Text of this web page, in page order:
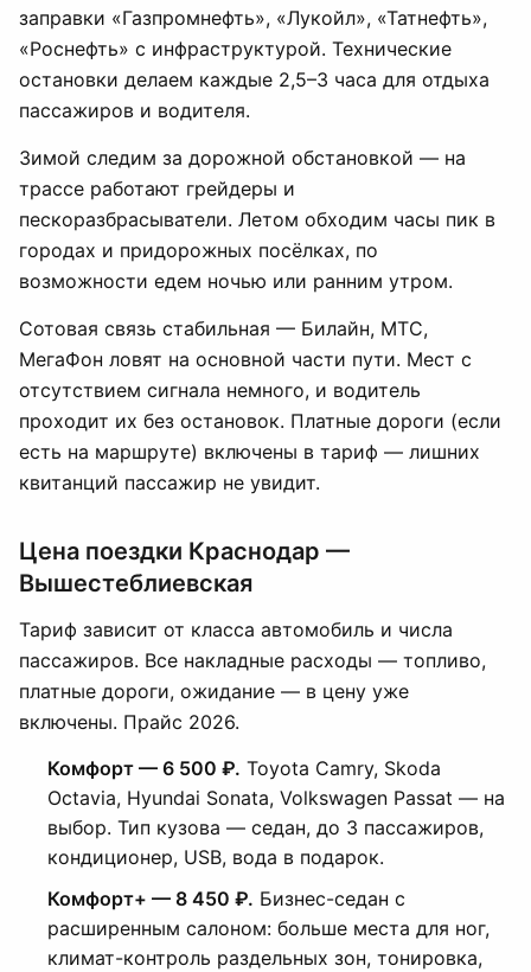
заправки «Газпромнефть», «Лукойл», «Татнефть»,
«Роснефть» с инфраструктурой. Технические
остановки делаем каждые 2,5–3 часа для отдыха
пассажиров и водителя.
Зимой следим за дорожной обстановкой — на
трассе работают грейдеры и
пескоразбрасыватели. Летом обходим часы пик в
городах и придорожных посёлках, по
возможности едем ночью или ранним утром.
Сотовая связь стабильная — Билайн, МТС,
МегаФон ловят на основной части пути. Мест с
отсутствием сигнала немного, и водитель
проходит их без остановок. Платные дороги (если
есть на маршруте) включены в тариф — лишних
квитанций пассажир не увидит.
Цена поездки Краснодар —
Вышестеблиевская
Тариф зависит от класса автомобиль и числа
пассажиров. Все накладные расходы — топливо,
платные дороги, ожидание — в цену уже
включены. Прайс 2026.
Комфорт — 6 500 ₽. Toyota Camry, Skoda
Octavia, Hyundai Sonata, Volkswagen Passat — на
выбор. Тип кузова — седан, до 3 пассажиров,
кондиционер, USB, вода в подарок.
Комфорт+ — 8 450 ₽. Бизнес-седан с
расширенным салоном: больше места для ног,
климат-контроль раздельных зон, тонировка,